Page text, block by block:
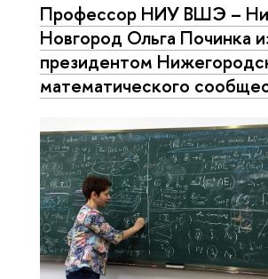
Профессор НИУ ВШЭ –
Новгород Ольга Починка
президентом
математического